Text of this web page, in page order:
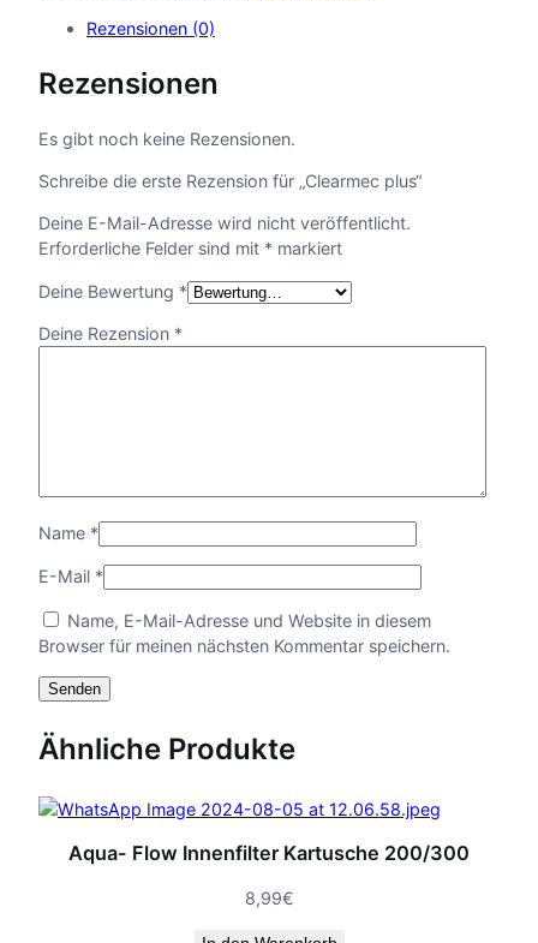
m
c
l
u
s
e
g
Rezensionen (0)
Rezensionen
Es gibt noch keine Rezensionen.
Schreibe die erste Rezension für „Clearmec plus“
Deine E-Mail-Adresse wird nicht veröffentlicht.
Erforderliche Felder sind mit * markiert
Deine Bewertung *
Deine Rezension *
Name *
E-Mail *
Name, E-Mail-Adresse und Website in diesem
Browser für meinen nächsten Kommentar speichern.
Ähnliche Produkte
Aqua- Flow Innenfilter Kartusche 200/300
8,99€